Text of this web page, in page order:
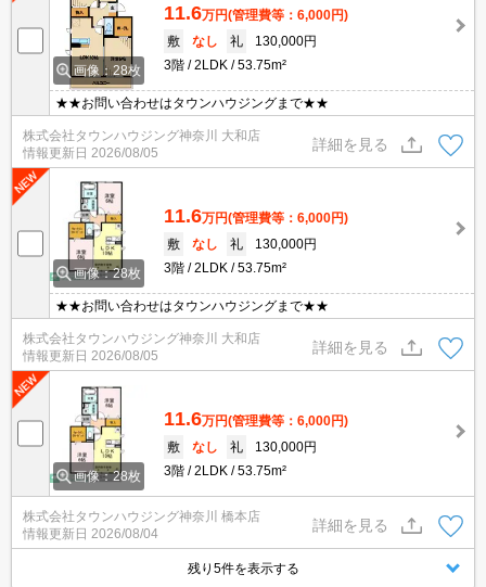
画像：28枚
11.6万円(管理費等：6,000円)
敷
なし 礼
130,000円
3階
2LDK 53.75m²
★★お問い合わせはタウンハウジングまで★★
株式会社タウンハウジング神奈川 大和店
情報更新日 2026/08/05
詳細を見る
画像：28枚
11.6万円(管理費等：6,000円)
敷
なし 礼
130,000円
3階
2LDK 53.75m²
★★お問い合わせはタウンハウジングまで★★
株式会社タウンハウジング神奈川 大和店
情報更新日 2026/08/05
詳細を見る
画像：28枚
11.6万円(管理費等：6,000円)
敷
なし 礼
130,000円
3階
2LDK 53.75m²
株式会社タウンハウジング神奈川 橋本店
情報更新日 2026/08/04
詳細を見る
残り5件を表示する